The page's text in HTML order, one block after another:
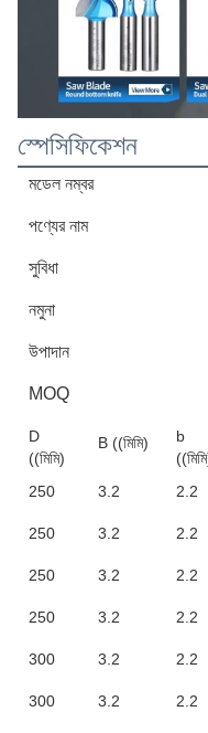
স্পেসিফিকেশন
মডেল নম্বর
পণ্যের নাম
সুবিধা
নমুনা
উপাদান
MOQ
D
((মিমি)
B ((মিমি)
b
250 3.2 2.2
250 3.2 2.2
250 3.2 2.2
250 3.2 2.2
300 3.2 2.2
300 3.2 2.2